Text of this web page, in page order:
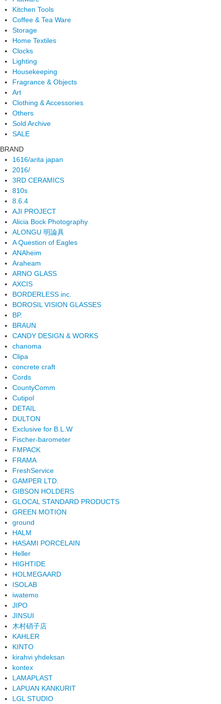
Kitchen Tools
Coffee & Tea Ware
Storage
Home Textiles
Clocks
Lighting
Housekeeping
Fragrance & Objects
Art
Clothing & Accessories
Others
Sold Archive
SALE
BRAND
1616/arita japan
2016/
3RD CERAMICS
810s
8.6.4
AJI PROJECT
Alicia Bock Photography
ALONGU 明論具
A Question of Eagles
ANAheim
Araheam
ARNO GLASS
AXCIS
BORDERLESS inc.
BOROSIL VISION GLASSES
BP.
BRAUN
CANDY DESIGN & WORKS
chanoma
Clipa
concrete craft
Cords
CountyComm
Cutipol
DETAIL
DULTON
Exclusive for B.L.W
Fischer-barometer
FMPACK
FRAMA
FreshService
GAMPER LTD.
GIBSON HOLDERS
GLOCAL STANDARD PRODUCTS
GREEN MOTION
ground
HALM
HASAMI PORCELAIN
Heller
HIGHTIDE
HOLMEGAARD
ISOLAB
iwatemo
JIPO
JINSUI
木村硝子店
KAHLER
KINTO
kirahvi yhdeksan
kontex
LAMAPLAST
LAPUAN KANKURIT
LGL STUDIO